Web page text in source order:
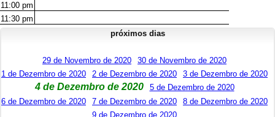
11:00 pm
11:30 pm
próximos dias
29 de Novembro de 2020
30 de Novembro de 2020
1 de Dezembro de 2020
2 de Dezembro de 2020 3 de Dezembro de 2020
4 de Dezembro de 2020
5 de Dezembro de 2020
6 de Dezembro de 2020
7 de Dezembro de 2020
8 de Dezembro de 2020
9 de Dezembro de 2020